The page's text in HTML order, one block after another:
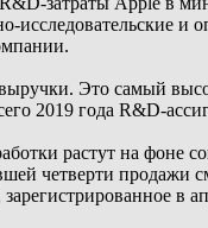
исследовательские
Это самый
2019 года R&D-
растут на
четверти продажи
в